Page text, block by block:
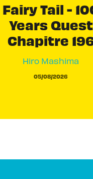
Fairy Tail -
Years Quest
Chapitre
Hiro Mashima
05/08/2026